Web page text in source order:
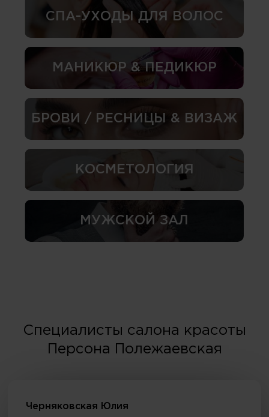
СПА-УХОДЫ ДЛЯ ВОЛОС
МАНИКЮР & ПЕДИКЮР
БРОВИ / РЕСНИЦЫ & ВИЗАЖ
КОСМЕТОЛОГИЯ
МУЖСКОЙ ЗАЛ
Специалисты салона красоты
Персона Полежаевская
Черняковская Юлия